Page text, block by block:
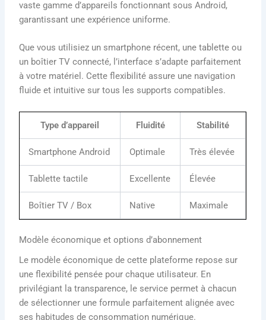
vaste gamme d’appareils fonctionnant sous Android,
garantissant une expérience uniforme.
Que vous utilisiez un smartphone récent, une tablette ou
un boîtier TV connecté, l’interface s’adapte parfaitement
à votre matériel. Cette flexibilité assure une navigation
fluide et intuitive sur tous les supports compatibles.
Type d’appareil Fluidité Stabilité
Smartphone Android Optimale Très élevée
Tablette tactile Excellente Élevée
Boîtier TV / Box Native Maximale
Modèle économique et options d’abonnement
Le modèle économique de cette plateforme repose sur
une flexibilité pensée pour chaque utilisateur. En
privilégiant la transparence, le service permet à chacun
de sélectionner une formule parfaitement alignée avec
ses habitudes de consommation numérique.